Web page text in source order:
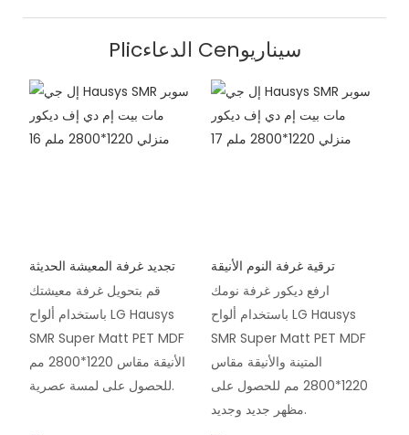
Plicالدعاء Cenسيناريو
تجديد غرفة المعيشة الحديثة
قم بتحويل غرفة معيشتك
باستخدام ألواح LG Hausys
SMR Super Matt PET MDF
الأنيقة مقاس 1220*2800 مم
للحصول على لمسة عصرية.
ترقية غرفة النوم الأنيقة
ارفع ديكور غرفة نومك
باستخدام ألواح LG Hausys
SMR Super Matt PET MDF
المتينة والأنيقة مقاس
1220*2800 مم للحصول على
مظهر جديد وجديد.